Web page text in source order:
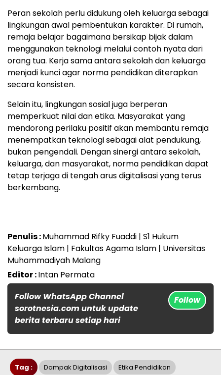
Peran sekolah perlu didukung oleh keluarga sebagai
lingkungan awal pembentukan karakter. Di rumah,
remaja belajar bagaimana bersikap bijak dalam
menggunakan teknologi melalui contoh nyata dari
orang tua. Kerja sama antara sekolah dan keluarga
menjadi kunci agar norma pendidikan diterapkan
secara konsisten.
Selain itu, lingkungan sosial juga berperan
memperkuat nilai dan etika. Masyarakat yang
mendorong perilaku positif akan membantu remaja
menempatkan teknologi sebagai alat pendukung,
bukan pengendali. Dengan sinergi antara sekolah,
keluarga, dan masyarakat, norma pendidikan dapat
tetap terjaga di tengah arus digitalisasi yang terus
berkembang.
Penulis :Muhammad Rifky Fuaddi | S1 Hukum
Keluarga Islam | Fakultas Agama Islam | Universitas
Muhammadiyah Malang
Editor :Intan Permata
Follow WhatsApp Channel
sorotnesia.com untuk update
berita terbaru setiap hari
Follow
Tag : Dampak Digitalisasi Etika Pendidikan